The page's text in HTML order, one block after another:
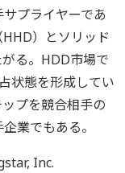
プライヤーであ
）とソリッド
る。HDD市場で
状態を形成してい
プを競合相手の
業でもある。
Inc.